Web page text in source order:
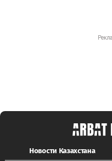
Новости Казахстана